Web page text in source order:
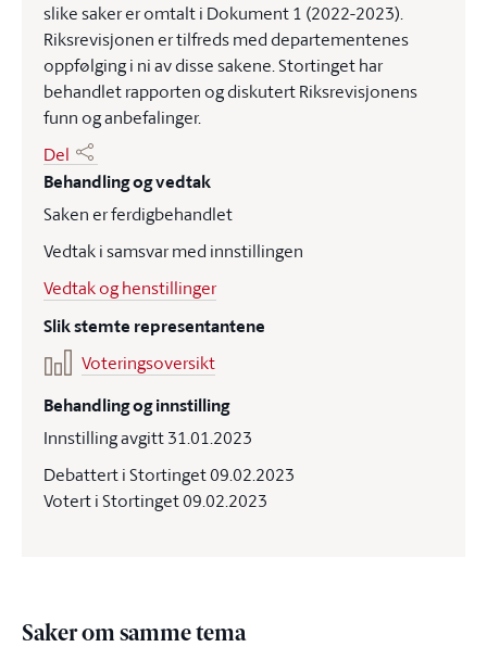
slike saker er omtalt i Dokument 1 (2022-2023).
Riksrevisjonen er tilfreds med departementenes
oppfølging i ni av disse sakene. Stortinget har
behandlet rapporten og diskutert Riksrevisjonens
funn og anbefalinger.
Del
Behandling og vedtak
Saken er ferdigbehandlet
Vedtak i samsvar med innstillingen
Vedtak og henstillinger
Slik stemte representantene
Voteringsoversikt
Behandling og innstilling
Innstilling avgitt 31.01.2023
Debattert i Stortinget 09.02.2023
Votert i Stortinget 09.02.2023
Saker om samme tema